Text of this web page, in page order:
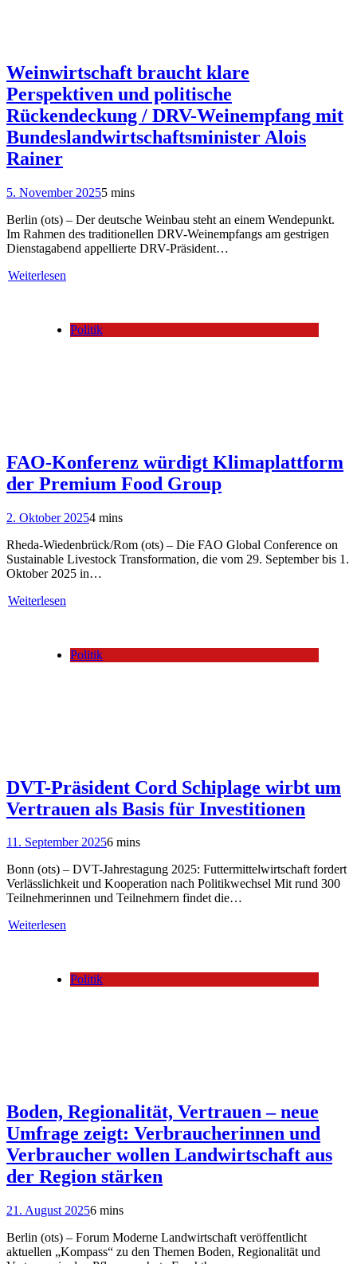
Weinwirtschaft braucht klare
Perspektiven und politische
Rückendeckung / DRV-Weinempfang mit
Bundeslandwirtschaftsminister Alois
Rainer
5. November 20255 mins
Berlin (ots) – Der deutsche Weinbau steht an einem Wendepunkt.
Im Rahmen des traditionellen DRV-Weinempfangs am gestrigen
Dienstagabend appellierte DRV-Präsident…
Weiterlesen
Politik
FAO-Konferenz würdigt Klimaplattform
der Premium Food Group
2. Oktober 20254 mins
Rheda-Wiedenbrück/Rom (ots) – Die FAO Global Conference on
Sustainable Livestock Transformation, die vom 29. September bis 1.
Oktober 2025 in…
Weiterlesen
Politik
DVT-Präsident Cord Schiplage wirbt um
Vertrauen als Basis für Investitionen
11. September 20256 mins
Bonn (ots) – DVT-Jahrestagung 2025: Futtermittelwirtschaft fordert
Verlässlichkeit und Kooperation nach Politikwechsel Mit rund 300
Teilnehmerinnen und Teilnehmern findet die…
Weiterlesen
Politik
Boden, Regionalität, Vertrauen – neue
Umfrage zeigt: Verbraucherinnen und
Verbraucher wollen Landwirtschaft aus
der Region stärken
21. August 20256 mins
Berlin (ots) – Forum Moderne Landwirtschaft veröffentlicht
aktuellen „Kompass“ zu den Themen Boden, Regionalität und